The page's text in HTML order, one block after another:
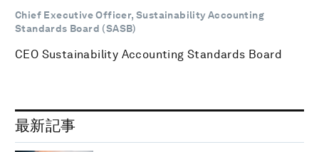
Chief Executive Officer, Sustainability Accounting
Standards Board (SASB)
CEO Sustainability Accounting Standards Board
最新記事